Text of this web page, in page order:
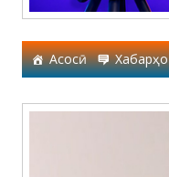
Асосӣ Хабарҳо